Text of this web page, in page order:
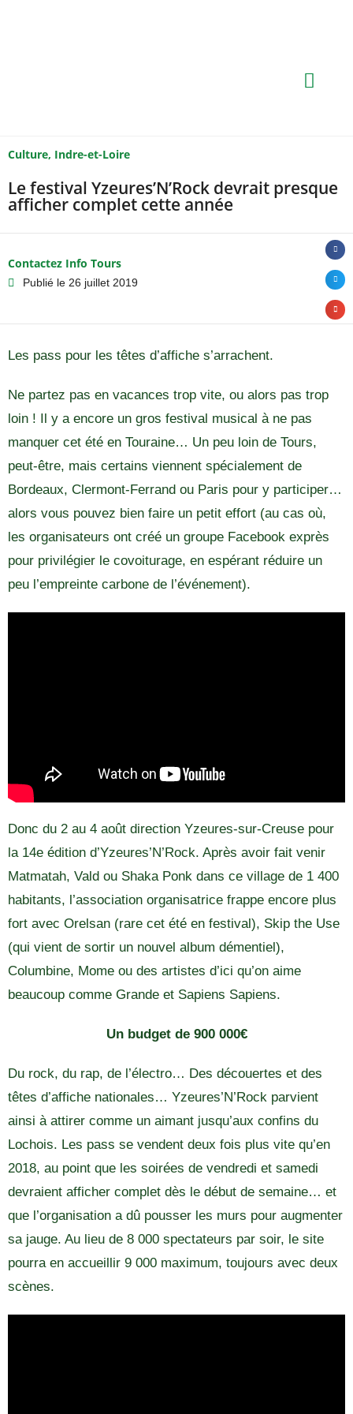
Culture, Indre-et-Loire
Le festival Yzeures’N’Rock devrait presque
afficher complet cette année
Contactez Info Tours
Publié le 26 juillet 2019
Les pass pour les têtes d’affiche s’arrachent.
Ne partez pas en vacances trop vite, ou alors pas trop
loin ! Il y a encore un gros festival musical à ne pas
manquer cet été en Touraine… Un peu loin de Tours,
peut-être, mais certains viennent spécialement de
Bordeaux, Clermont-Ferrand ou Paris pour y participer…
alors vous pouvez bien faire un petit effort (au cas où,
les organisateurs ont créé un groupe Facebook exprès
pour privilégier le covoiturage, en espérant réduire un
peu l’empreinte carbone de l’événement).
Donc du 2 au 4 août direction Yzeures-sur-Creuse pour
la 14e édition d’Yzeures’N’Rock. Après avoir fait venir
Matmatah, Vald ou Shaka Ponk dans ce village de 1 400
habitants, l’association organisatrice frappe encore plus
fort avec Orelsan (rare cet été en festival), Skip the Use
(qui vient de sortir un nouvel album démentiel),
Columbine, Mome ou des artistes d’ici qu’on aime
beaucoup comme Grande et Sapiens Sapiens.
Un budget de 900 000€
Du rock, du rap, de l’électro… Des découertes et des
têtes d’affiche nationales… Yzeures’N’Rock parvient
ainsi à attirer comme un aimant jusqu’aux confins du
Lochois. Les pass se vendent deux fois plus vite qu’en
2018, au point que les soirées de vendredi et samedi
devraient afficher complet dès le début de semaine… et
que l’organisation a dû pousser les murs pour augmenter
sa jauge. Au lieu de 8 000 spectateurs par soir, le site
pourra en accueillir 9 000 maximum, toujours avec deux
scènes.